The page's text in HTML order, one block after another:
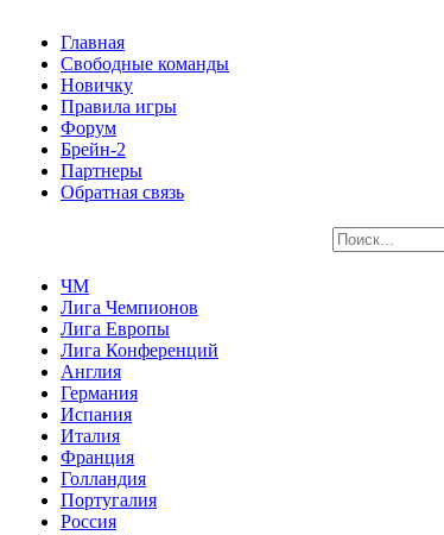
Главная
Свободные команды
Новичку
Правила игры
Форум
Брейн-2
Партнеры
Обратная связь
ЧМ
Лига Чемпионов
Лига Европы
Лига Конференций
Англия
Германия
Испания
Италия
Франция
Голландия
Португалия
Россия